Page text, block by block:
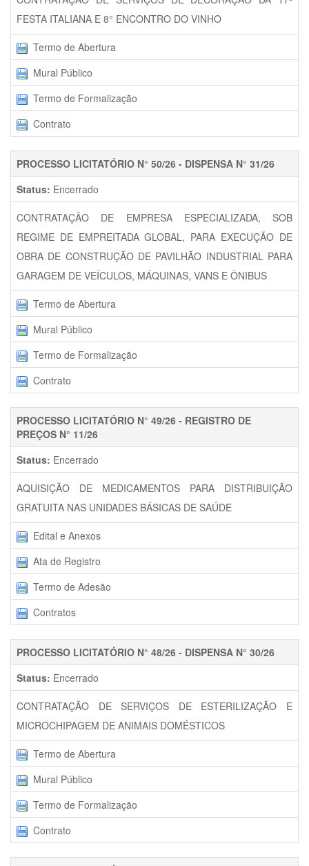
FESTA ITALIANA E 8° ENCONTRO DO VINHO
Termo de Abertura
Mural Público
Termo de Formalização
Contrato
PROCESSO LICITATÓRIO N° 50/26 - DISPENSA N° 31/26
Status: Encerrado
CONTRATAÇÃO DE EMPRESA ESPECIALIZADA, SOB
REGIME DE EMPREITADA GLOBAL, PARA EXECUÇÃO DE
OBRA DE CONSTRUÇÃO DE PAVILHÃO INDUSTRIAL PARA
GARAGEM DE VEÍCULOS, MÁQUINAS, VANS E ÔNIBUS
Termo de Abertura
Mural Público
Termo de Formalização
Contrato
PROCESSO LICITATÓRIO N° 49/26 - REGISTRO DE
PREÇOS N° 11/26
Status: Encerrado
AQUISIÇÃO DE MEDICAMENTOS PARA DISTRIBUIÇÃO
GRATUITA NAS UNIDADES BÁSICAS DE SAÚDE
Edital e Anexos
Ata de Registro
Termo de Adesão
Contratos
PROCESSO LICITATÓRIO N° 48/26 - DISPENSA N° 30/26
Status: Encerrado
CONTRATAÇÃO DE SERVIÇOS DE ESTERILIZAÇÃO E
MICROCHIPAGEM DE ANIMAIS DOMÉSTICOS
Termo de Abertura
Mural Público
Termo de Formalização
Contrato